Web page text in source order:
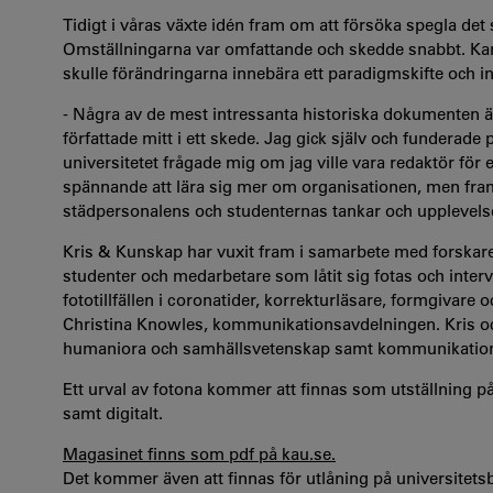
Tidigt i våras växte idén fram om att försöka spegla
Omställningarna var omfattande och skedde snabbt.
skulle förändringarna innebära ett paradigmskifte och
- Några av de mest intressanta historiska dokumenten
författade mitt i ett skede. Jag gick själv och
universitetet frågade mig om jag ville vara redaktör
spännande att lära sig mer om organisationen, men
städpersonalens och studenternas tankar och
Kris & Kunskap har vuxit fram i samarbete med
studenter och medarbetare som låtit sig fotas och
fototillfällen i coronatider, korrekturläsare, formgivare
Christina Knowles, kommunikationsavdelningen. Kris
humaniora och samhällsvetenskap samt
Ett urval av fotona kommer att finnas som utställning
samt digitalt.
Magasinet finns som pdf på kau.se.
Det kommer även att finnas för utlåning på